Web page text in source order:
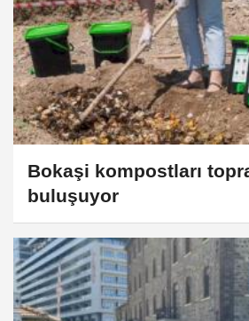
Bokaşi kompostları
buluşuyor